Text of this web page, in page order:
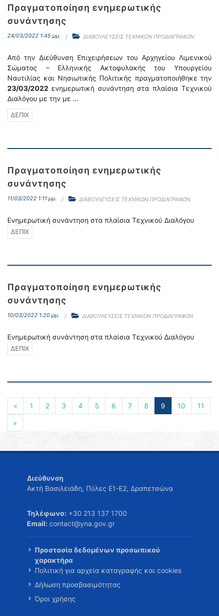
Πραγματοποίηση ενημερωτικής
συνάντησης
24/03/2022 1:45 μμ. ΔΙΑΒΟΥΛΕΥΣΕΙΣ ΤΕΧΝΙΚΩΝ ΠΡΟΔΙΑΓΡΑΦΩΝ
Από την Διεύθυνση Επιχειρήσεων του Αρχηγείου Λιμενικού
Σώματος – Ελληνικής Ακτοφυλακής του Υπουργείου
Ναυτιλίας και Νησιωτικής Πολιτικής πραγματοποιήθηκε την
23/03/2022 ενημερωτική συνάντηση στα πλαίσια Τεχνικού
Διαλόγου με την με …
ΔΕΠΙΧ
Πραγματοποίηση ενημερωτικής
συνάντησης
11/03/2022 1:11 μμ. ΔΙΑΒΟΥΛΕΥΣΕΙΣ ΤΕΧΝΙΚΩΝ ΠΡΟΔΙΑΓΡΑΦΩΝ
Ενημερωτική συνάντηση στα πλαίσια Τεχνικού Διαλόγου
ΔΕΠΙΧ
Πραγματοποίηση ενημερωτικής
συνάντησης
10/03/2022 1:20 μμ. ΔΙΑΒΟΥΛΕΥΣΕΙΣ ΤΕΧΝΙΚΩΝ ΠΡΟΔΙΑΓΡΑΦΩΝ
Ενημερωτική συνάντηση στα πλαίσια Τεχνικού Διαλόγου
ΔΕΠΙΧ
« 1 2 3 4 5 6 7 8 9 10 11
»
Διεύθυνση
Ακτή Βασιλειάδη, Πύλες Ε1-Ε2, Δραπετσώνα
Τηλέφωνο: +30 213 137 1700
Email: contact@yna.gov.gr
Προστασία δεδομένων προσωπικού
χαρακτήρα
Πολιτική για αρχεία καταγραφής και cookies
Δήλωση προσβασιμότητας
Όροι χρήσης